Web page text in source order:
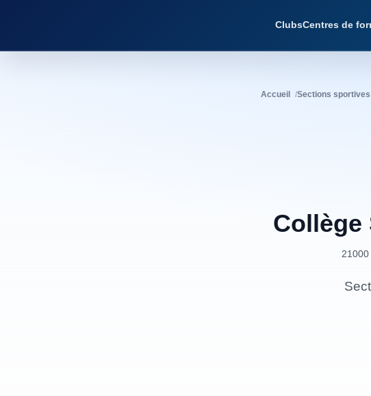
ClubsCentres de
Accueil Sections sportives
Collège
21000